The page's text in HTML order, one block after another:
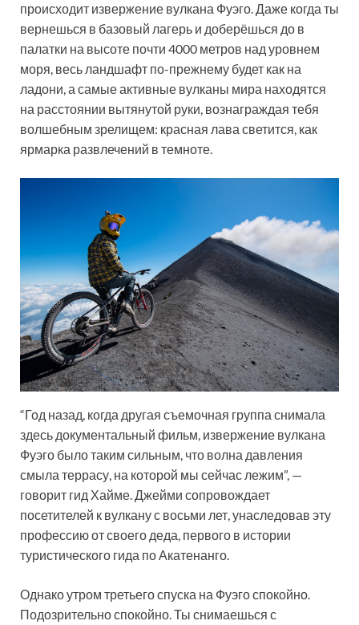
происходит извержение вулкана Фуэго. Даже когда ты
вернешься в базовый лагерь и доберёшься до в
палатки на высоте почти 4000 метров над уровнем
моря, весь ландшафт по-прежнему будет как на
ладони, а самые активные вулканы мира находятся
на расстоянии вытянутой руки, вознаграждая тебя
волшебным зрелищем: красная лава светится, как
ярмарка развлечений в темноте.
“Год назад, когда другая съемочная группа снимала
здесь документальный фильм, извержение вулкана
Фуэго было таким сильным, что волна давления
смыла террасу, на которой мы сейчас лежим”, —
говорит гид Хайме. Джейми сопровождает
посетителей к вулкану с восьми лет, унаследовав эту
профессию от своего деда, первого в истории
туристического гида по Акатенанго.
Однако утром третьего спуска на Фуэго спокойно.
Подозрительно спокойно. Ты снимаешься с